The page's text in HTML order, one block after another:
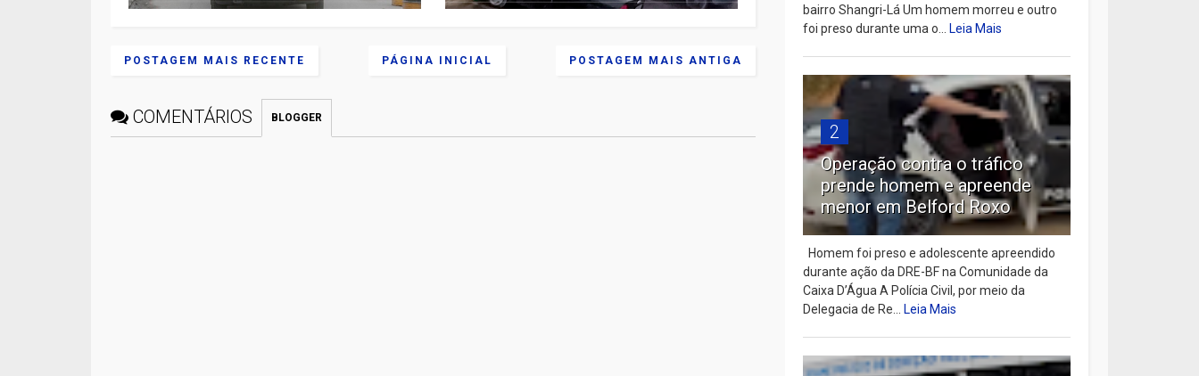
POSTAGEM MAIS RECENTE POSTAGEM MAIS ANTIGA
PÁGINA INICIAL
COMENTÁRIOS BLOGGER
bairro Shangri-Lá Um homem morreu e outro
foi preso durante uma o...Leia Mais
2
Operação contra o tráfico
prende homem e apreende
menor em Belford Roxo
Homem foi preso e adolescente apreendido
durante ação da DRE-BF na Comunidade da
Caixa D’Água A Polícia Civil, por meio da
Delegacia de Re...Leia Mais